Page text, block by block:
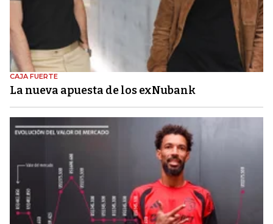
CAJA FUERTE
La nueva apuesta de los exNubank